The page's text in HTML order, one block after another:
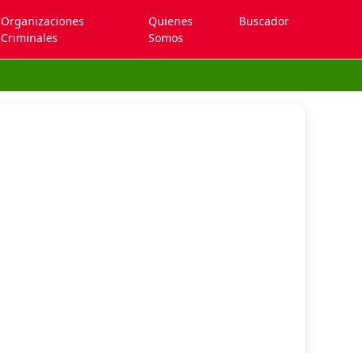
Organizaciones
Criminales
Quienes
Somos
Buscador